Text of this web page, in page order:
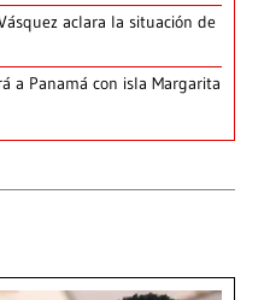
aclara la situación de
a Panamá con isla Margarita